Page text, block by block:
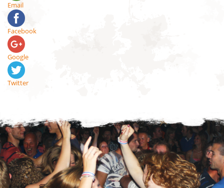
Email
Facebook
Google
Twitter